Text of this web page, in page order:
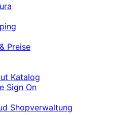
Preise
Katalog
Sign On
Shopverwaltung